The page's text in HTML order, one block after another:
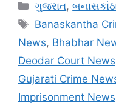
Categories
ગુજરાત,
Tags
Banaskantha
News, Bhabhar
Deodar Court News
Gujarati Crime
Imprisonment News